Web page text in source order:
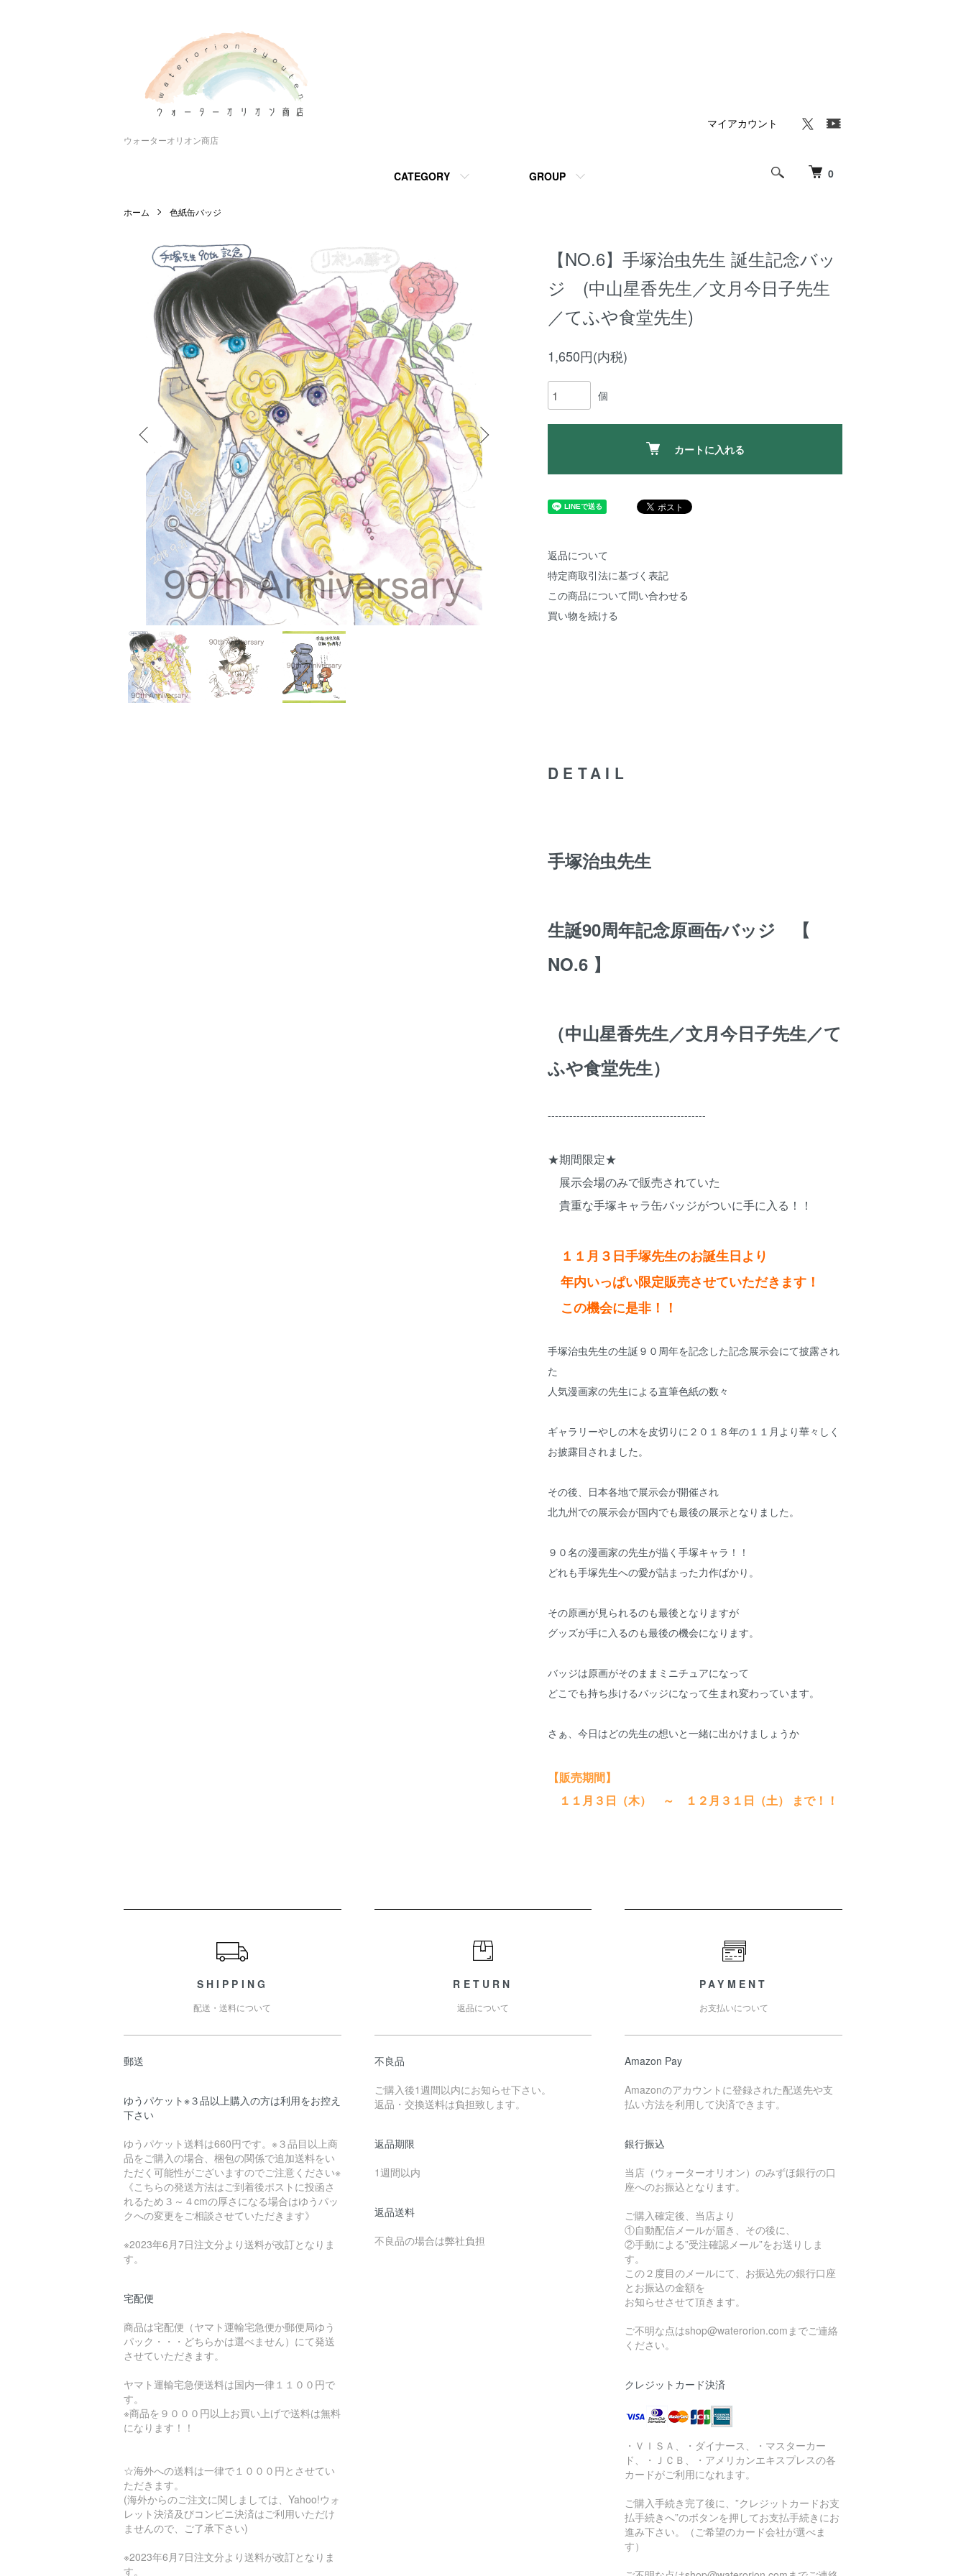
ウォーターオリオン商店
0
CATEGORY GROUP
マイアカウント
ホーム 色紙缶バッジ
【NO.6】手塚治虫先生 誕生記念バッ
ジ (中山星香先生／文月今日子先生
／てふや食堂先生)
1,650円(内税)
個
カートに入れる
返品について
特定商取引法に基づく表記
この商品について問い合わせる
買い物を続ける
DETAIL
手塚治虫先生
生誕90周年記念原画缶バッジ 【
NO.6 】
（中山星香先生／文月今日子先生／て
ふや食堂先生）
--------------------------------------------
★期間限定★
展示会場のみで販売されていた
貴重な手塚キャラ缶バッジがついに手に入る！！
１１月３日手塚先生のお誕生日より
年内いっぱい限定販売させていただきます！
この機会に是非！！
手塚治虫先生の生誕９０周年を記念した記念展示会にて披露され
た
人気漫画家の先生による直筆色紙の数々
ギャラリーやしの木を皮切りに２０１８年の１１月より華々しく
お披露目されました。
その後、日本各地で展示会が開催され
北九州での展示会が国内でも最後の展示となりました。
９０名の漫画家の先生が描く手塚キャラ！！
どれも手塚先生への愛が詰まった力作ばかり。
その原画が見られるのも最後となりますが
グッズが手に入るのも最後の機会になります。
バッジは原画がそのままミニチュアになって
どこでも持ち歩けるバッジになって生まれ変わっています。
さぁ、今日はどの先生の想いと一緒に出かけましょうか
【販売期間】
１１月３日（木） ～ １２月３１日（土） まで！！
SHIPPING
配送・送料について
郵送
ゆうパケット※３品以上購入の方は利用をお控え
下さい
ゆうパケット送料は660円です。※３品目以上商
品をご購入の場合、梱包の関係で追加送料をい
ただく可能性がございますのでご注意ください※
《こちらの発送方法はご到着後ポストに投函さ
れるため３～４cmの厚さになる場合はゆうパッ
クへの変更をご相談させていただきます》
※2023年6月7日注文分より送料が改訂となりま
す。
宅配便
商品は宅配便（ヤマト運輸宅急便か郵便局ゆう
パック・・・どちらかは選べません）にて発送
させていただきます。
ヤマト運輸宅急便送料は国内一律１１００円で
す。
※商品を９０００円以上お買い上げで送料は無料
になります！！
☆海外への送料は一律で１０００円とさせてい
ただきます。
(海外からのご注文に関しましては、Yahoo!ウォ
レット決済及びコンビニ決済はご利用いただけ
ませんので、ご了承下さい)
※2023年6月7日注文分より送料が改訂となりま
す。
RETURN
返品について
不良品
ご購入後1週間以内にお知らせ下さい。
返品・交換送料は負担致します。
返品期限
1週間以内
返品送料
不良品の場合は弊社負担
PAYMENT
お支払いについて
Amazon Pay
Amazonのアカウントに登録された配送先や支
払い方法を利用して決済できます。
銀行振込
当店（ウォーターオリオン）のみずほ銀行の口
座へのお振込となります。
ご購入確定後、当店より
①自動配信メールが届き、その後に、
②手動による”受注確認メール”をお送りしま
す。
この２度目のメールにて、お振込先の銀行口座
とお振込の金額を
お知らせさせて頂きます。
ご不明な点はshop@waterorion.comまでご連絡
ください。
クレジットカード決済
・ＶＩＳＡ、・ダイナース、・マスターカー
ド、・ＪＣＢ、・アメリカンエキスプレスの各
カードがご利用になれます。
ご購入手続き完了後に、”クレジットカードお支
払手続きへ”のボタンを押してお支払手続きにお
進み下さい。（ご希望のカード会社が選べま
す）